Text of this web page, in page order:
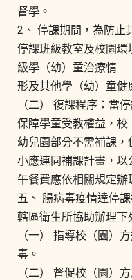
督學。
2、 停課期間，為防止
停課班級教室及校園
級學（幼）童治療情
形及其他學（幼）童健
（二） 復課程序：當
保障學童受教權益，校
幼兒園部分不需補課
小應連同補課計畫，
午餐費應依相關規定辦
五、 腸病毒疫情達停
轄區衛生所協助辦理下
（一） 指導校（園）
毒。
（二） 督促校（園）